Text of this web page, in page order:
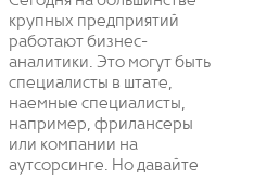
крупных предприятий
работают бизнес-
аналитики. Это могут быть
специалисты в штате,
наемные специалисты,
например, фрилансеры
или компании на
аутсорсинге. Но давайте